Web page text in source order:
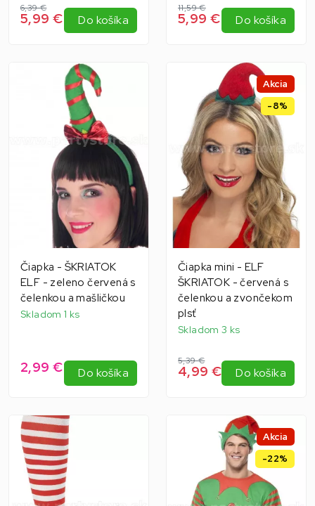
6,39 €
5,99 € Do košíka
11,59 €
5,99 € Do košíka
Čiapka - ŠKRIATOK
ELF - zeleno červená s
čelenkou a mašličkou
Skladom 1 ks
2,99 € Do košíka
Akcia
-8%
Čiapka mini - ELF
ŠKRIATOK - červená s
čelenkou a zvončekom
plsť
Skladom 3 ks
5,39 €
4,99 € Do košíka
Akcia
-22%